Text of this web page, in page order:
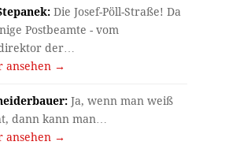
Die Josef-Pöll-Straße! Da
Postbeamte - vom
der…
ansehen →
Ja, wenn man weiß
dann kann man…
ansehen →